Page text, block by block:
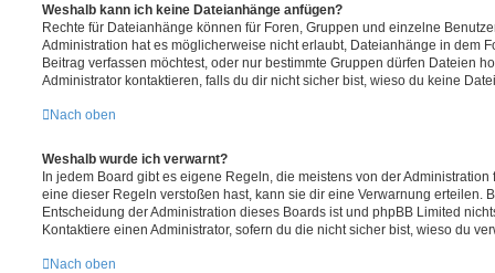
Weshalb kann ich keine Dateianhänge anfügen?
Rechte für Dateianhänge können für Foren, Gruppen und einzelne
Administration hat es möglicherweise nicht erlaubt, Dateianhänge in dem
Beitrag verfassen möchtest, oder nur bestimmte Gruppen dürfen Dateien
Administrator kontaktieren, falls du dir nicht sicher bist, wieso du keine
Nach oben
Weshalb wurde ich verwarnt?
In jedem Board gibt es eigene Regeln, die meistens von der
eine dieser Regeln verstoßen hast, kann sie dir eine Verwarnung erteilen.
Entscheidung der Administration dieses Boards ist und phpBB Limited
Kontaktiere einen Administrator, sofern du die nicht sicher bist, wieso du
Nach oben